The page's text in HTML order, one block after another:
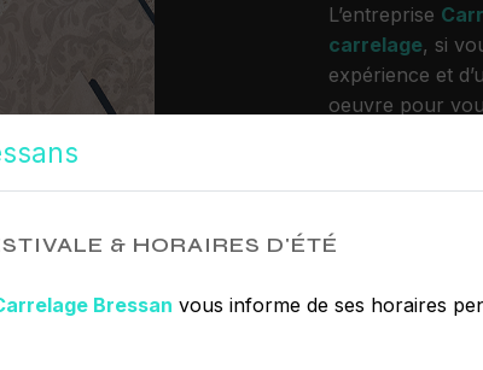
& HORAIRES D'ÉTÉ
Bressan vous informe de ses horaires
L’entreprise
carrelage, si
expérience et
oeuvre pour
disposition pour
tout notre
plus notre
travaille avec